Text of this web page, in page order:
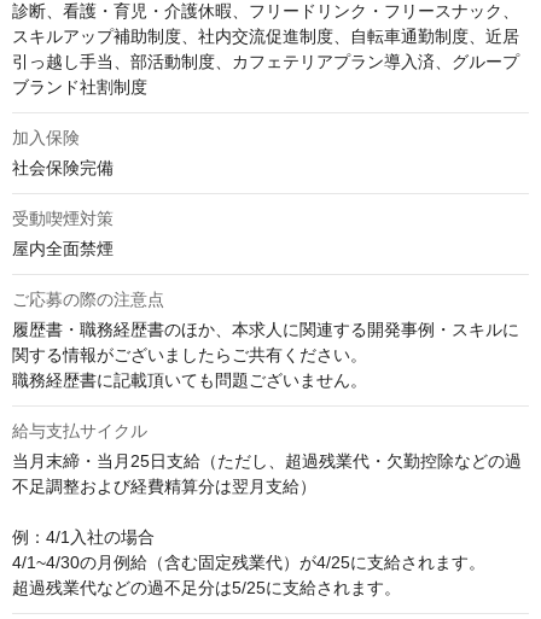
診断、看護・育児・介護休暇、フリードリンク・フリースナック、
スキルアップ補助制度、社内交流促進制度、自転車通勤制度、近居
引っ越し手当、部活動制度、カフェテリアプラン導入済、グループ
ブランド社割制度
加入保険
社会保険完備
受動喫煙対策
屋内全面禁煙
ご応募の際の注意点
履歴書・職務経歴書のほか、本求人に関連する開発事例・スキルに
関する情報がございましたらご共有ください。
職務経歴書に記載頂いても問題ございません。
給与支払サイクル
当月末締・当月25日支給（ただし、超過残業代・欠勤控除などの過
不足調整および経費精算分は翌月支給）
例：4/1入社の場合
4/1~4/30の月例給（含む固定残業代）が4/25に支給されます。
超過残業代などの過不足分は5/25に支給されます。